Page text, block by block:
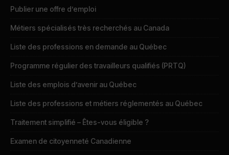
Publier une offre d’emploi
Métiers spécialisés très recherchés au Canada
Liste des professions en demande au Québec
Programme régulier des travailleurs qualifiés (PRTQ)
Liste des emplois d’avenir au Québec
Liste des professions et métiers réglementés au Québec
Traitement simplifié – Êtes-vous éligible ?
Examen de citoyenneté Canadienne